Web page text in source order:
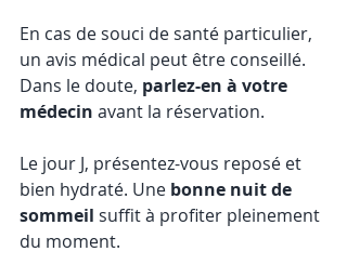
En cas de souci de santé particulier,
un avis médical peut être conseillé.
Dans le doute, parlez-en à votre
médecin avant la réservation.
Le jour J, présentez-vous reposé et
bien hydraté. Une bonne nuit de
sommeil suffit à profiter pleinement
du moment.